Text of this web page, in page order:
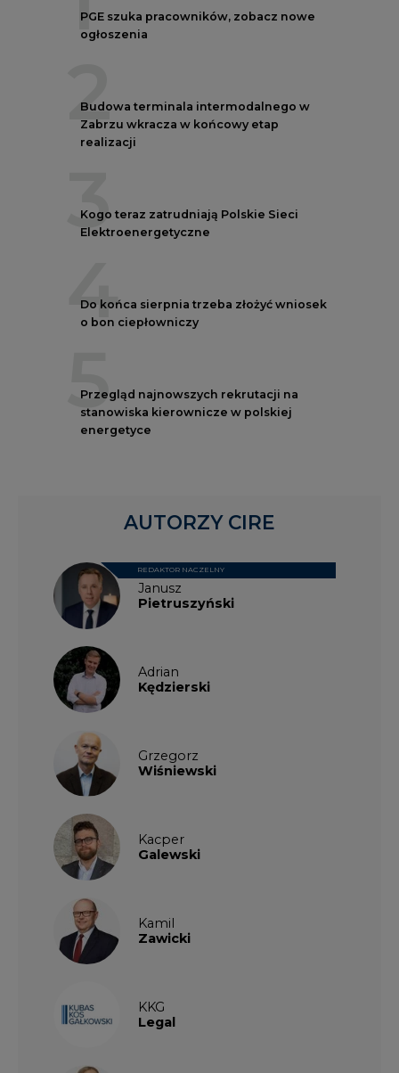
PGE szuka pracowników, zobacz nowe
ogłoszenia
2
Budowa terminala intermodalnego w
Zabrzu wkracza w końcowy etap
realizacji
3
Kogo teraz zatrudniają Polskie Sieci
Elektroenergetyczne
4
Do końca sierpnia trzeba złożyć wniosek
o bon ciepłowniczy
5
Przegląd najnowszych rekrutacji na
stanowiska kierownicze w polskiej
energetyce
Janusz
Pietruszyński
REDAKTOR NACZELNY
Adrian
Kędzierski
Grzegorz
Wiśniewski
Kacper
Galewski
Kamil
Zawicki
KKG
Legal
AUTORZY CIRE